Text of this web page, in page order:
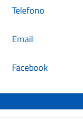
Telefono
Email
Facebook